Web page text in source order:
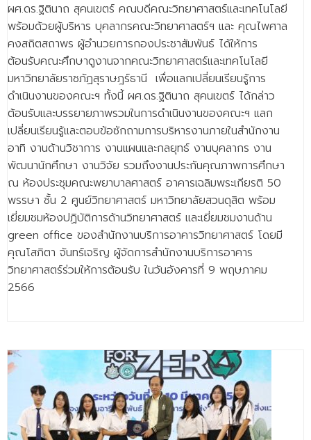
ผศ.ดร.ฐิตินาถ สุคนเขตร์ คณบดีคณะวิทยาศาสตร์และเทคโนโลยี
พร้อมด้วยผู้บริหาร บุคลากรคณะวิทยาศาสตร์ฯ และ คุณไพศาล
คงสถิตสถาพร ผู้อำนวยการกองประชาสัมพันธ์ ได้ให้การ
ต้อนรับคณะศึกษาดูงานจากคณะวิทยาศาสตร์และเทคโนโลยี
มหาวิทยาลัยราชภัฏสุราษฎร์ธานี เพื่อแลกเปลี่ยนเรียนรู้การ
ดำเนินงานของคณะฯ ทั้งนี้ ผศ.ดร.ฐิตินาถ สุคนเขตร์ ได้กล่าว
ต้อนรับและบรรยายภาพรวมในการดำเนินงานของคณะฯ แลก
เปลี่ยนเรียนรู้และตอบข้อซักถามการบริหารงานภายในสำนักงาน
อาทิ งานด้านวิชาการ งานแผนและกลยุทธ์ งานบุคลากร งาน
พัฒนานักศึกษา งานวิจัย รวมถึงงานประกันคุณภาพการศึกษา
ณ ห้องประชุมคณะพยาบาลศาสตร์ อาคารเฉลิมพระเกียรติ 50
พรรษา ชั้น 2 ศูนย์วิทยาศาสตร์ มหาวิทยาลัยสวนดุสิต พร้อม
เยี่ยมชมห้องปฏิบัติการด้านวิทยาศาสตร์ และเยี่ยมชมงานด้าน
green office ของสำนักงานบริการอาคารวิทยาศาสตร์ โดยมี
คุณโสภิตา จันทร์เจริญ ผู้จัดการสำนักงานบริการอาคาร
วิทยาศาสตร์ร่วมให้การต้อนรับ ในวันอังคารที่ 9 พฤษภาคม
2566